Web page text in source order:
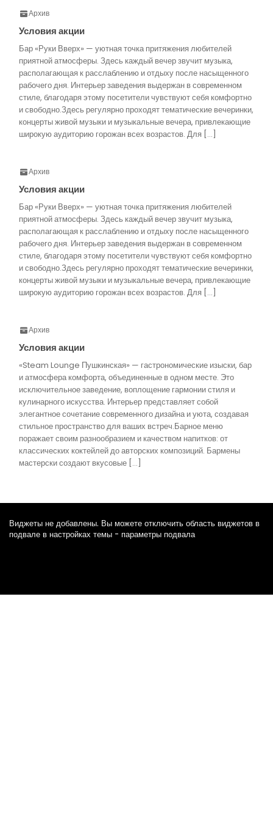
Архив
Условия акции
Бар «Руки Вверх» — уютная точка притяжения любителей
приятной атмосферы. Здесь каждый вечер звучит музыка,
располагающая к расслаблению и отдыху после насыщенного
рабочего дня. Интерьер заведения выдержан в современном
стиле, благодаря этому посетители чувствуют себя комфортно
и свободно.Здесь регулярно проходят тематические вечеринки,
концерты живой музыки и музыкальные вечера, привлекающие
широкую аудиторию горожан всех возрастов. Для […]
Архив
Условия акции
Бар «Руки Вверх» — уютная точка притяжения любителей
приятной атмосферы. Здесь каждый вечер звучит музыка,
располагающая к расслаблению и отдыху после насыщенного
рабочего дня. Интерьер заведения выдержан в современном
стиле, благодаря этому посетители чувствуют себя комфортно
и свободно.Здесь регулярно проходят тематические вечеринки,
концерты живой музыки и музыкальные вечера, привлекающие
широкую аудиторию горожан всех возрастов. Для […]
Архив
Условия акции
«Steam Lounge Пушкинская» — гастрономические изыски, бар
и атмосфера комфорта, объединенные в одном месте. Это
исключительное заведение, воплощение гармонии стиля и
кулинарного искусства. Интерьер представляет собой
элегантное сочетание современного дизайна и уюта, создавая
стильное пространство для ваших встреч.Барное меню
поражает своим разнообразием и качеством напитков: от
классических коктейлей до авторских композиций. Бармены
мастерски создают вкусовые […]
Виджеты не добавлены. Вы можете отключить область виджетов в
подвале в настройках темы - параметры подвала